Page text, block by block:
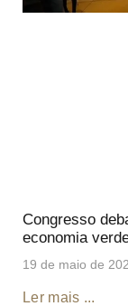
Congresso
economia
19 de maio de
Ler mais ...